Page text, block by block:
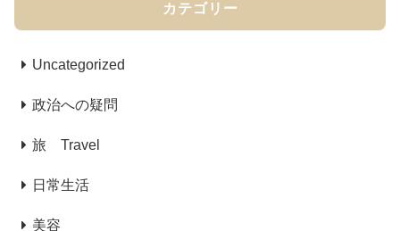
カテゴリー
Uncategorized
政治への疑問
旅 Travel
日常生活
美容